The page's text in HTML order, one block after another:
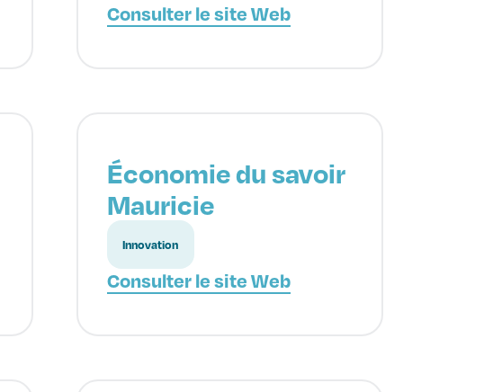
Consulter le site Web
Économie du savoir
Mauricie
Innovation
Consulter le site Web